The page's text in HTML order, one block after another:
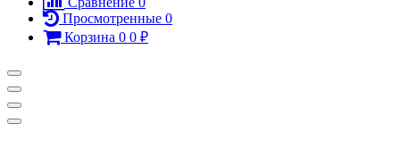
Просмотренные 0
Корзина 0 0 ₽